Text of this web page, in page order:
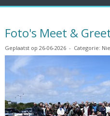
Foto's Meet &
Geplaatst op 26-06-2026 - Categorie: